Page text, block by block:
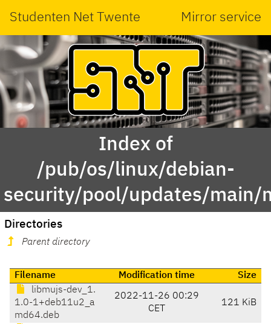
Studenten Net Twente Mirror service
Index of
/pub/os/linux/debian-
security/pool/updates/main/
Directories
Parent directory
Filename Modification time
Size
libmujs-dev_1.
1.0-1+deb11u2_a
md64.deb
2022-11-26 00:29
CET
121 KiB